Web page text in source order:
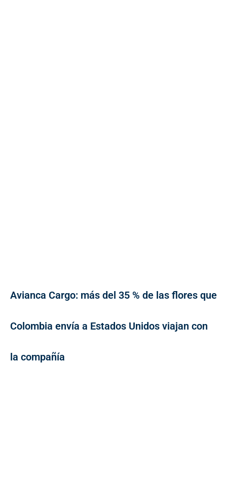
Avianca Cargo: más del 35 % de las flores que
Colombia envía a Estados Unidos viajan con
la compañía